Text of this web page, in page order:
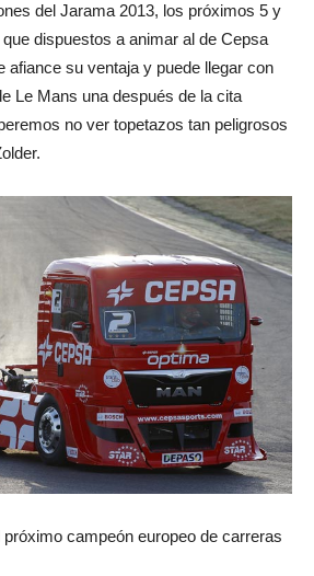
del Jarama 2013, los próximos 5 y
dispuestos a animar al de Cepsa
afiance su ventaja y puede llegar con
Le Mans una después de la cita
no ver topetazos tan peligrosos
campeón europeo de carreras